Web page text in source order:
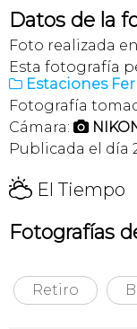
Datos de la
Foto realizada
Esta fotografía
 Estaciones
Fotografía
Cámara: 
Publicada el día
H El Tiempo
Fotografías
Retiro